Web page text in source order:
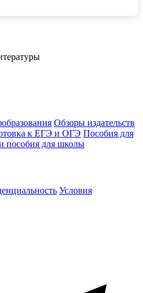
Обзоры издательств
к ЕГЭ и ОГЭ Пособия для
пособия для школы
Условия